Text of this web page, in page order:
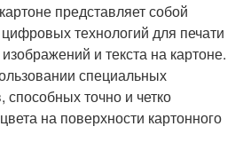
представляет собой
технологий для печати
и текста на картоне.
специальных
точно и четко
на поверхности картонного